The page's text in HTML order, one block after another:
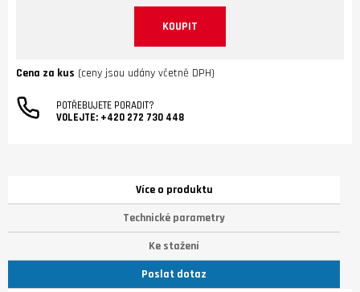
KOUPIT
Cena za kus (ceny jsou udány včetně DPH)
POTŘEBUJETE PORADIT?
VOLEJTE: +420 272 730 448
Více o produktu
Technické parametry
Ke stažení
Poslat dotaz